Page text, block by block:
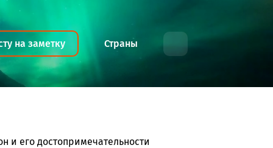
на заметку Страны
и его достопримечательности